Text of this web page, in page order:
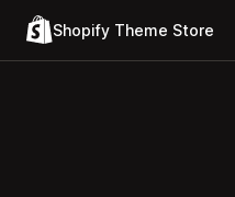
Shopify Theme Store